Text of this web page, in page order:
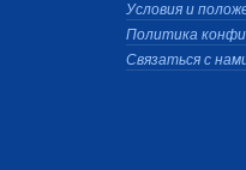
Условия и
Политика
Связаться с